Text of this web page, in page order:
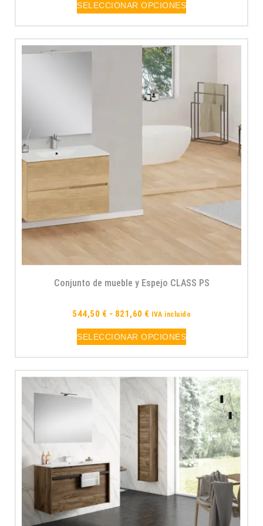
SELECCIONAR OPCIONES
Conjunto de mueble y Espejo CLASS PS
544,50 € - 821,60 € IVA incluido
SELECCIONAR OPCIONES